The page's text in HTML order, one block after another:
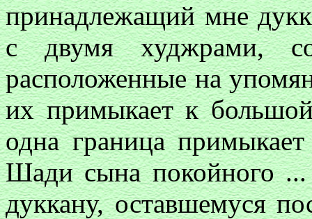
принадлежащий мне
с двумя худжрами,
расположенные на
их примыкает к
одна граница
Шади сына покойного
дуккану, оставшемуся